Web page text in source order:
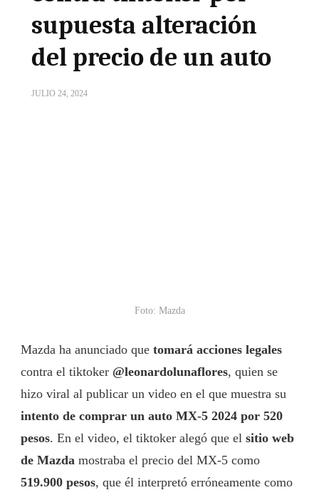
supuesta alteración
del precio de un auto
JULIO 24, 2024
Foto: Mazda
Mazda ha anunciado que tomará acciones legales
contra el tiktoker @leonardolunaflores, quien se
hizo viral al publicar un video en el que muestra su
intento de comprar un auto MX-5 2024 por 520
pesos. En el video, el tiktoker alegó que el sitio web
de Mazda mostraba el precio del MX-5 como
519.900 pesos, que él interpretó erróneamente como